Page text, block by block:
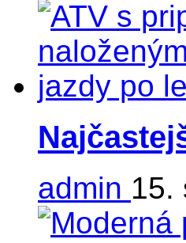
admin 15.